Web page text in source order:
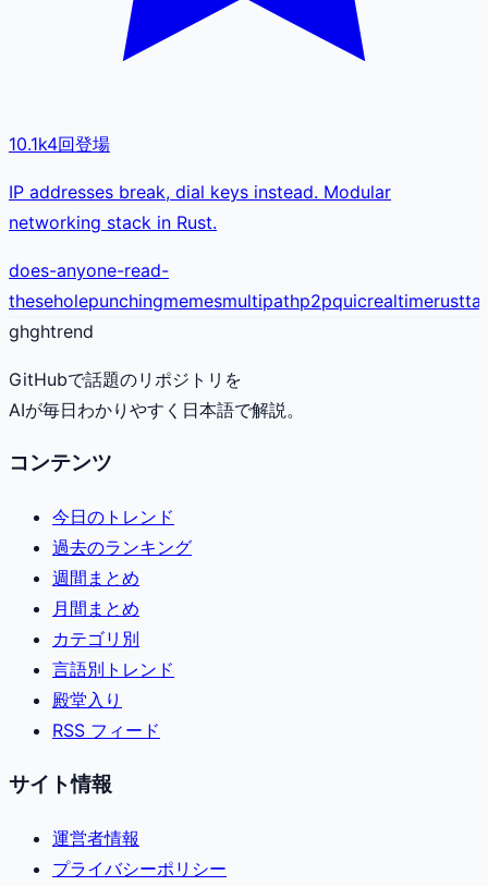
10.1k4回登場
IP addresses break, dial keys instead. Modular
networking stack in Rust.
does-anyone-read-
theseholepunchingmemesmultipathp2pquicrealtimerust
ghghtrend
GitHubで話題のリポジトリを
AIが毎日わかりやすく日本語で解説。
コンテンツ
今日のトレンド
過去のランキング
週間まとめ
月間まとめ
カテゴリ別
言語別トレンド
殿堂入り
RSS フィード
サイト情報
運営者情報
プライバシーポリシー